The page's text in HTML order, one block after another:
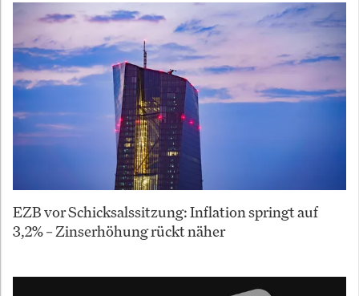
EZB vor Schicksalssitzung: Inflation springt auf
3,2% – Zinserhöhung rückt näher